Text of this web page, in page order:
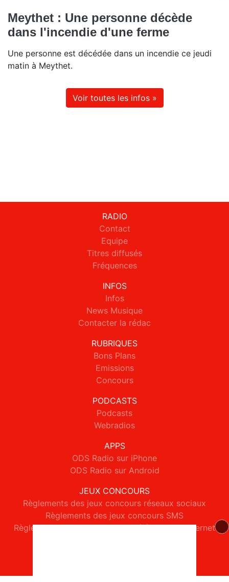
Meythet : Une personne décède
dans l'incendie d'une ferme
Une personne est décédée dans un incendie ce jeudi
matin à Meythet.
Voir toutes les infos »
RADIO
Contact
Equipe
Titres diffusés
Fréquences
INFOS
Infos
News Musique
Contacter la rédac
RUBRIQUES
Bons Plans
Emissions
Concours
PODCASTS
Podcasts
Webradios
APPS
ODS Radio sur iPhone
ODS Radio sur Android
JEUX CONCOURS
Règlements des jeux concours réseaux sociaux
Règlements des jeux concours SMS
Règlements des jeux concours téléphone et internet